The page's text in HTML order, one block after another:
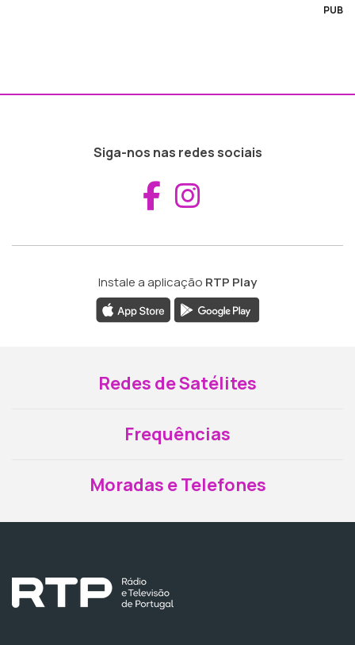
PUB
Siga-nos nas redes sociais
Aceder ao
Instale a aplicação RTP Play
Redes de Satélites
Frequências
Moradas e Telefones